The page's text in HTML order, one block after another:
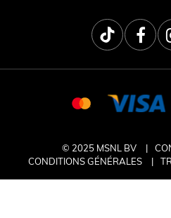
© 2025 MSNL BV
CONDITIONS GÉNÉRALES